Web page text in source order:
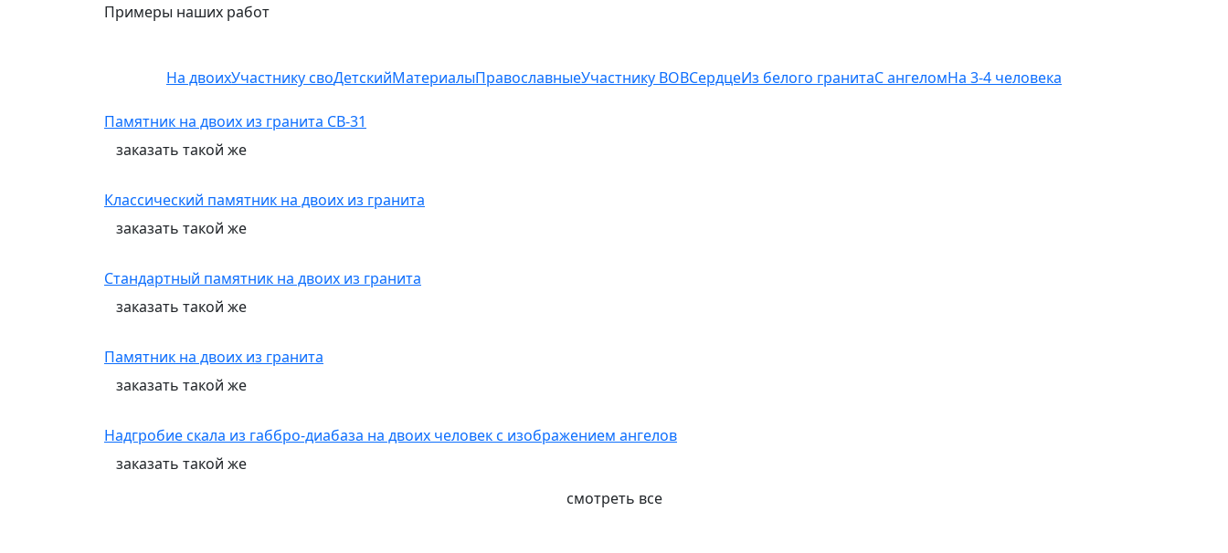
Примеры наших работ
На двоихУчастнику своДетскийМатериалыПравославныеУчастнику ВОВСердцеИз белого гранитаС ангеломНа 3-4 человека
Памятник на двоих из гранита СВ-31
заказать такой же
Классический памятник на двоих из гранита
заказать такой же
Стандартный памятник на двоих из гранита
заказать такой же
Памятник на двоих из гранита
заказать такой же
Надгробие скала из габбро-диабаза на двоих человек с изображением ангелов
заказать такой же
смотреть все